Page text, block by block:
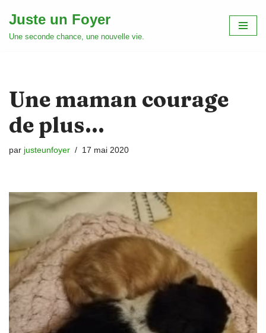
Aller
Juste un Foyer
Une seconde chance, une nouvelle vie.
Une maman courage
de plus…
par justeunfoyer 17 mai 2020